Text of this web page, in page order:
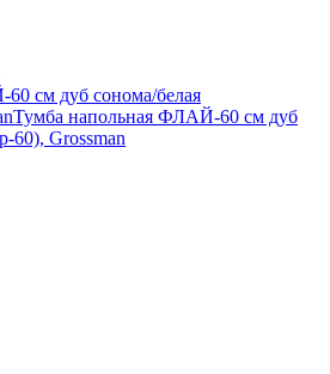
см дуб сонома/белая
Тумба напольная ФЛАЙ-60 см дуб
60), Grossman